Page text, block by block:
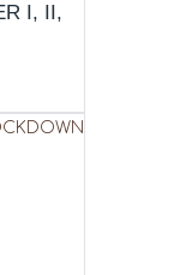
I, II,